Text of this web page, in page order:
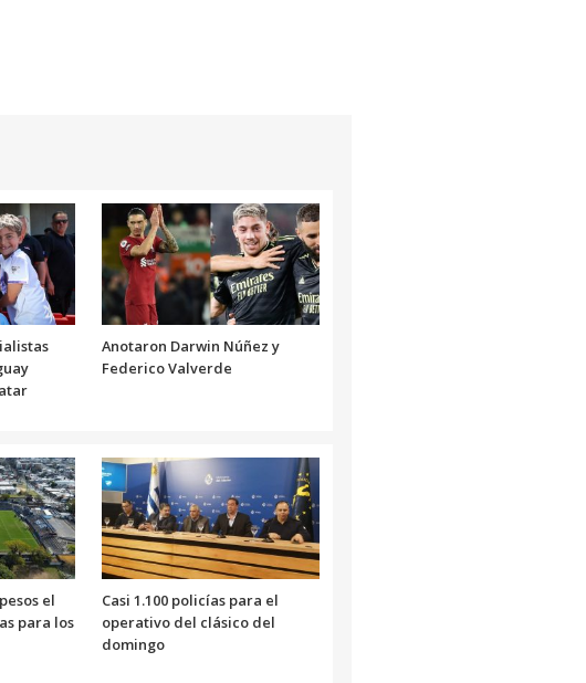
Anotaron Darwin Núñez y
Federico Valverde
el
para los
Casi 1.100 policías para el
operativo del clásico del
domingo